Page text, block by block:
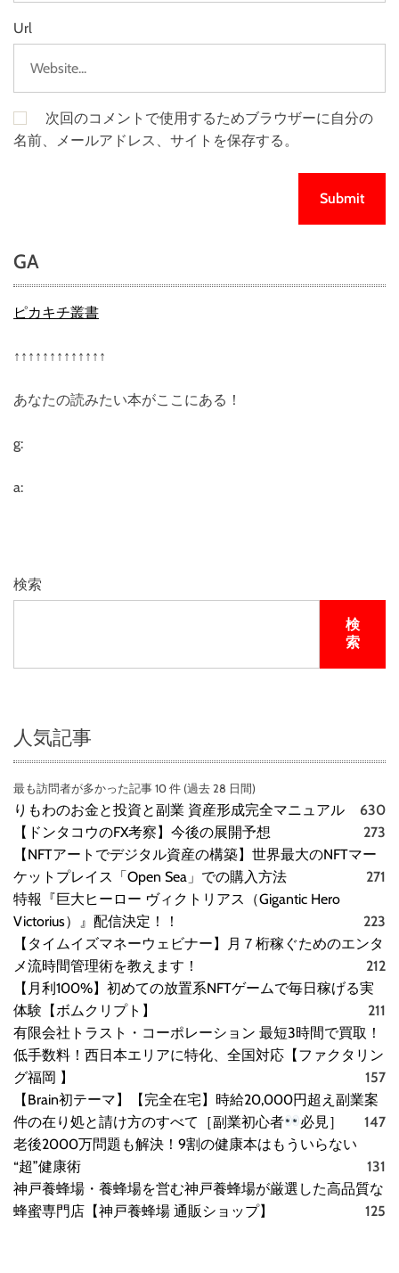
Url
次回のコメントで使用するためブラウザーに自分の
名前、メールアドレス、サイトを保存する。
GA
ピカキチ叢書
↑↑↑↑↑↑↑↑↑↑↑↑↑
あなたの読みたい本がここにある！
g:
a:
検索
検
索
人気記事
最も訪問者が多かった記事 10 件 (過去 28 日間)
りもわのお金と投資と副業 資産形成完全マニュアル
630
【ドンタコウのFX考察】今後の展開予想
273
【NFTアートでデジタル資産の構築】世界最大のNFTマー
ケットプレイス「Open Sea」での購入方法
271
特報『巨大ヒーロー ヴィクトリアス（Gigantic Hero
Victorius）』配信決定！！
223
【タイムイズマネーウェビナー】月７桁稼ぐためのエンタ
メ流時間管理術を教えます！
212
【月利100%】初めての放置系NFTゲームで毎日稼げる実
体験【ボムクリプト】
211
有限会社トラスト・コーポレーション 最短3時間で買取！
低手数料！西日本エリアに特化、全国対応【ファクタリン
グ福岡 】
157
【Brain初テーマ】【完全在宅】時給20,000円超え副業案
件の在り処と請け方のすべて［副業初心者
必見］
147
老後2000万問題も解決！9割の健康本はもういらない
“超”健康術
131
神戸養蜂場・養蜂場を営む神戸養蜂場が厳選した高品質な
蜂蜜専門店【神戸養蜂場 通販ショップ】
125